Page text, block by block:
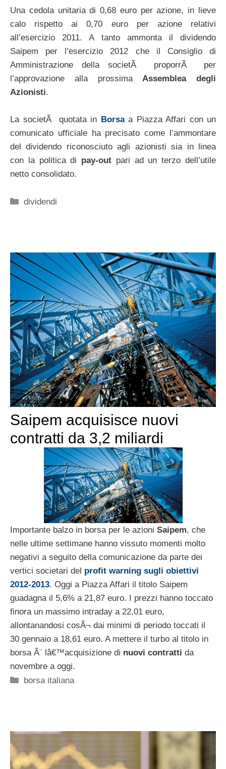
Una cedola unitaria di 0,68 euro per azione, in lieve
calo rispetto ai 0,70 euro per azione relativi
all’esercizio 2011. A tanto ammonta il dividendo
Saipem per l’esercizio 2012 che il Consiglio di
Amministrazione della societÃ proporrÃ per
l’approvazione alla prossima Assemblea degli
Azionisti.
La societÃ quotata in Borsaa Piazza Affari con un
comunicato ufficiale ha precisato come l’ammontare
del dividendo riconosciuto agli azionisti sia in linea
con la politica di pay-out pari ad un terzo dell’utile
netto consolidato.
Categorie
dividendi
Saipem acquisisce nuovi
contratti da 3,2 miliardi
Importante balzo in borsa per le azioni Saipem, che
nelle ultime settimane hanno vissuto momenti molto
negativi a seguito della comunicazione da parte dei
vertici societari del profit warning sugli obiettivi
2012-2013. Oggi a Piazza Affari il titolo Saipem
guadagna il 5,6% a 21,87 euro. I prezzi hanno toccato
finora un massimo intraday a 22,01 euro,
allontanandosi cosÃ¬ dai minimi di periodo toccati il
30 gennaio a 18,61 euro. A mettere il turbo al titolo in
borsa Ã¨ lâ€™acquisizione di nuovi contratti da
novembre a oggi.
Categorie
borsa italiana